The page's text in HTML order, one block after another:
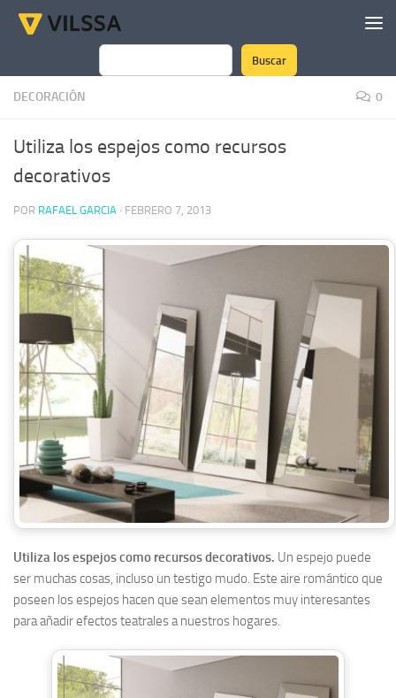
Saltar al contenido
Buscar
Buscar
DECORACIÓN 0
Utiliza los espejos como recursos
decorativos
POR RAFAEL GARCIA · FEBRERO 7, 2013
Utiliza los espejos como recursos decorativos. Un espejo puede
ser muchas cosas, incluso un testigo mudo. Este aire romántico que
poseen los espejos hacen que sean elementos muy interesantes
para añadir efectos teatrales a nuestros hogares.